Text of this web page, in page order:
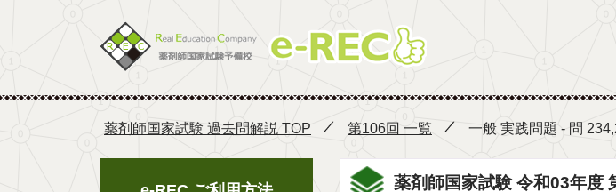
薬剤師国家試験 過去問解説 TOP 第106回 一覧 一般 実践問題 - 問
薬剤師国家試験 令和03年度